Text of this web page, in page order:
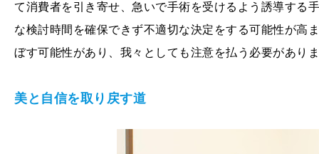
て消費者を引き寄せ、急いで手術を受けるよう誘導する
な検討時間を確保できず不適切な決定をする可能性が高
ぼす可能性があり、我々としても注意を払う必要があり
美と自信を取り戻す道